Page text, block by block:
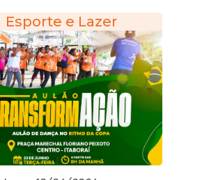
a Transformação
Esporte e Lazer